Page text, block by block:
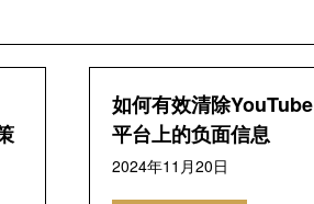
如何有效清除YouTube
平台上的负面信息
2024年11月20日